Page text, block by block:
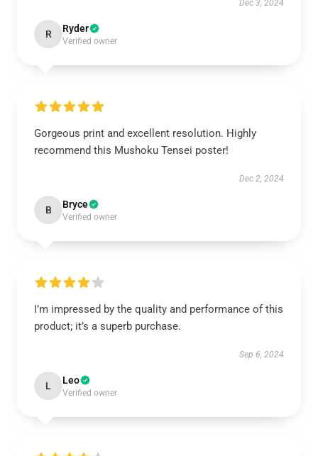
Dec 3, 2024
R Ryder
Verified owner
Gorgeous print and excellent resolution. Highly
recommend this Mushoku Tensei poster!
Dec 2, 2024
B Bryce
Verified owner
I’m impressed by the quality and performance of this
product; it’s a superb purchase.
Sep 6, 2024
L Leo
Verified owner